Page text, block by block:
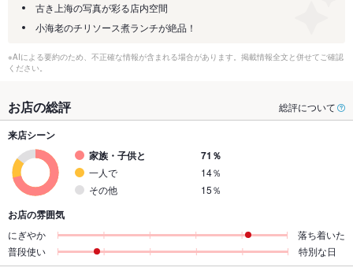
古き上海の写真が彩る店内空間
小海老のチリソース煮ランチが絶品！
※AIによる要約のため、不正確な情報が含まれる場合があります。掲載情報全文と併せてご確認
ください。
お店の総評 総評について
来店シーン
家族・子供と
71％
一人で
14％
その他
15％
お店の雰囲気
にぎやか
落ち着いた
普段使い
特別な日